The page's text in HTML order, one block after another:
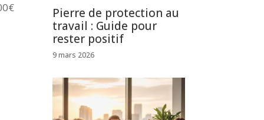
Pierre de protection au
travail : Guide pour
rester positif
9 mars 2026